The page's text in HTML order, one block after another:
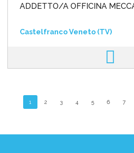
ADDETTO/A OFFICINA
Castelfranco Veneto (TV)
1 2 3 4 5 6 7